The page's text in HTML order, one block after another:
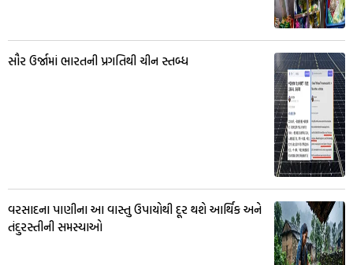
સૌર ઉર્જામાં ભારતની પ્રગતિથી ચીન સ્તબ્ધ
વરસાદના પાણીના આ વાસ્તુ ઉપાયોથી દૂર થશે આર્થિક અને
તંદુરસ્તીની સમસ્યાઓ